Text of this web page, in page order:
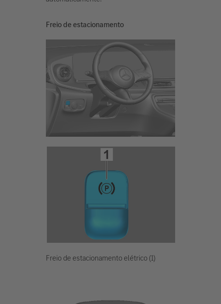
Freio de estacionamento
Freio de estacionamento elétrico (1)